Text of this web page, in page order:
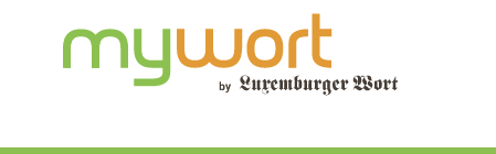
month
free